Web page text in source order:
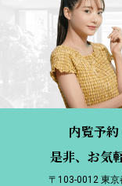
内覧予
是非、お気
〒103-0012 東京